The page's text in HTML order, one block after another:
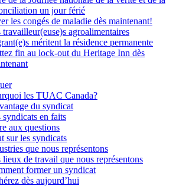
un jour férié
les congés de maladie dès maintenant!
travailleur(euse)s agroalimentaires
méritent la résidence permanente
fin au lock-out du Heritage Inn dès
les TUAC Canada?
du syndicat
syndicats en faits
aux questions
sur les syndicats
que nous représentons
lieux de travail que nous représentons
former un syndicat
dès aujourd’hui